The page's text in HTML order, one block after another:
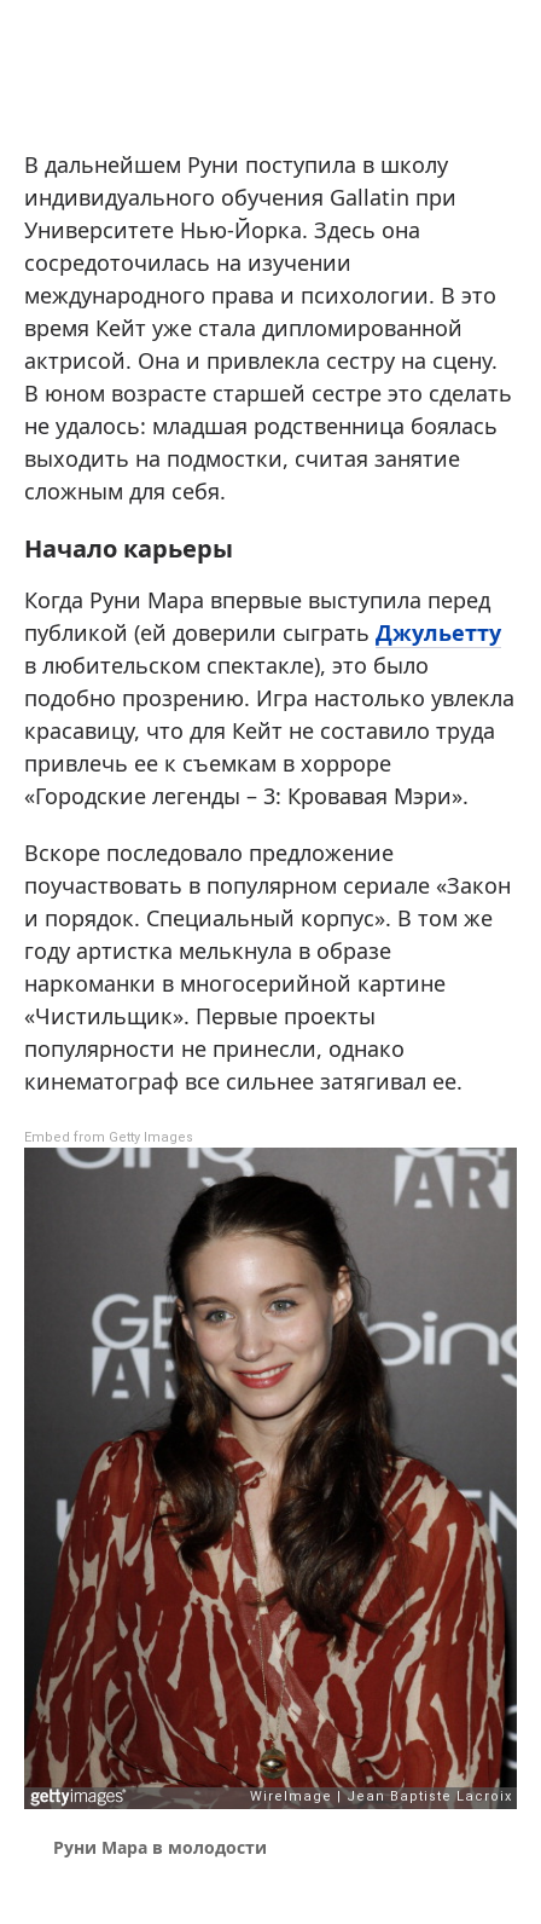
В дальнейшем Руни поступила в школу
индивидуального обучения Gallatin при
Университете Нью-Йорка. Здесь она
сосредоточилась на изучении
международного права и психологии. В это
время Кейт уже стала дипломированной
актрисой. Она и привлекла сестру на сцену.
В юном возрасте старшей сестре это сделать
не удалось: младшая родственница боялась
выходить на подмостки, считая занятие
сложным для себя.
Начало карьеры
Когда Руни Мара впервые выступила перед
публикой (ей доверили сыграть Джульетту
в любительском спектакле), это было
подобно прозрению. Игра настолько увлекла
красавицу, что для Кейт не составило труда
привлечь ее к съемкам в хорроре
«Городские легенды – 3: Кровавая Мэри».
Вскоре последовало предложение
поучаствовать в популярном сериале «Закон
и порядок. Специальный корпус». В том же
году артистка мелькнула в образе
наркоманки в многосерийной картине
«Чистильщик». Первые проекты
популярности не принесли, однако
кинематограф все сильнее затягивал ее.
Embed from Getty Images
Руни Мара в молодости